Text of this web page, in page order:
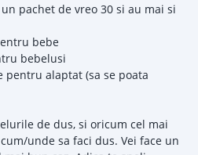
pachet de vreo 30 si au mai si
bebe
bebelusi
pentru alaptat (sa se poata
de dus, si oricum cel mai
unde sa faci dus. Vei face un